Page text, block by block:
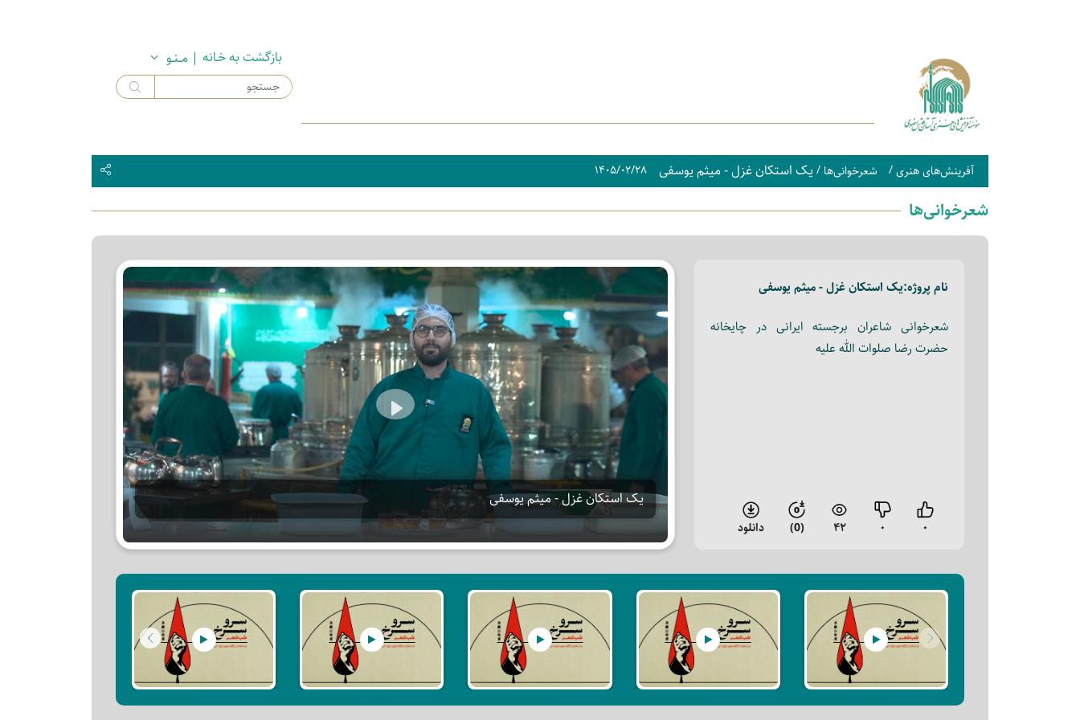
بازگشت به خـانه | مــنـو
آفرینش‌های هنری/ شعرخوانی‌ها / یک استکان غزل - میثم یوسفی ۱۴۰۵/۰۲/۲۸
شعرخوانی‌ها
نام پروژه:یک استکان غزل - میثم یوسفی
شعرخوانی شاعران برجسته ایرانی در چایخانه
حضرت رضا صلوات الله علیه
۰ ۰ ۴۲ (0) دانلود
Play
یک استکان غزل - میثم یوسفی